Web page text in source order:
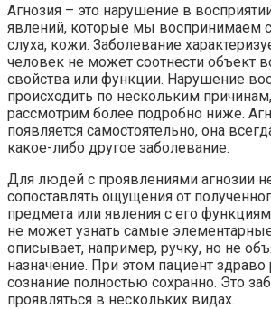
Агнозия – это нарушение в
явлений, которые мы воспринимаем
слуха, кожи. Заболевание
человек не может соотнести объект
свойства или функции. Нарушение
происходить по нескольким
рассмотрим более подробно ниже.
появляется самостоятельно, она
какое-либо другое заболевание.
Для людей с проявлениями агнозии
сопоставлять ощущения от
предмета или явления с его
не может узнать самые
описывает, например, ручку, но не
назначение. При этом пациент здраво
сознание полностью сохранно. Это
проявляться в нескольких видах.